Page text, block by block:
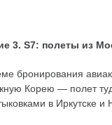
3. S7: полеты из
бронирования
Корею — полет
в Иркутске и